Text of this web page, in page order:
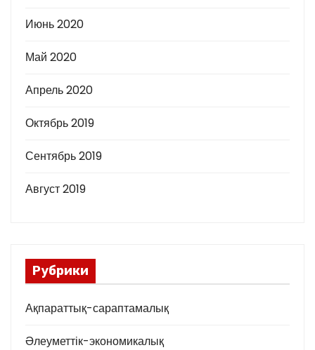
Июнь 2020
Май 2020
Апрель 2020
Октябрь 2019
Сентябрь 2019
Август 2019
Рубрики
Ақпараттық-сараптамалық
Әлеуметтік-экономикалық